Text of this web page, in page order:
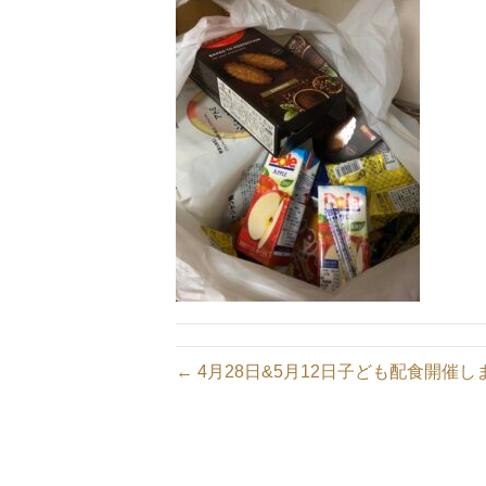
← 4月28日&5月12日子ども配食開催し